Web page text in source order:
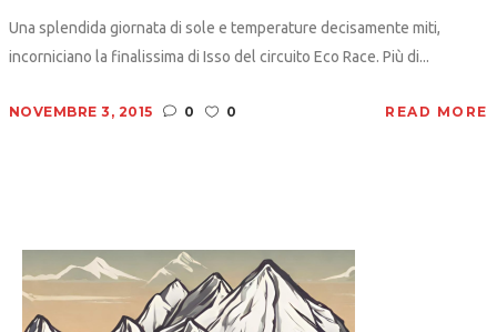
Una splendida giornata di sole e temperature decisamente miti,
incorniciano la finalissima di Isso del circuito Eco Race. Più di...
NOVEMBRE 3, 2015 0 0 READ MORE